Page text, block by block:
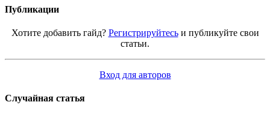
Публикации
Хотите добавить гайд? Регистрируйтесьи публикуйте свои
статьи.
Вход для авторов
Случайная статья